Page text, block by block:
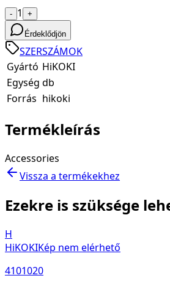
- 1 +
Érdeklődjön
SZERSZÁMOK
Gyártó HiKOKI
Egység db
Forrás hikoki
Termékleírás
Accessories
Vissza a termékekhez
Ezekre is szüksége
H
HiKOKIKép nem elérhető
4101020